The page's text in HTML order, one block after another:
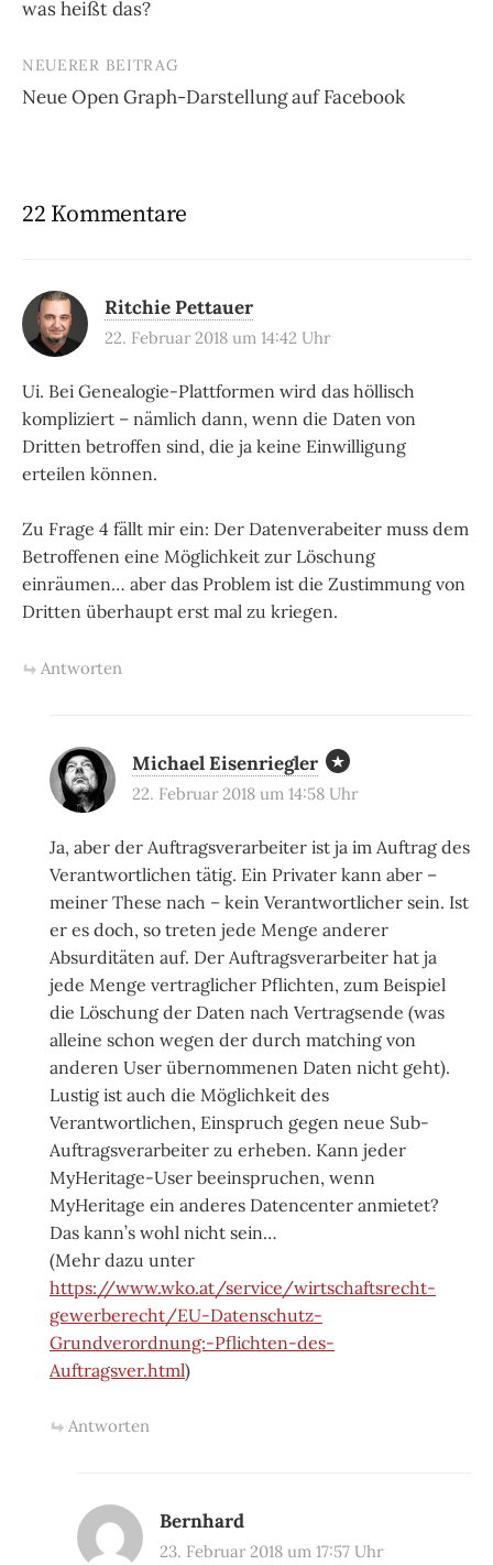
was heißt das?
NEUERER BEITRAG
Neue Open Graph-Darstellung auf Facebook
22 Kommentare
Ritchie Pettauer
22. Februar 2018 um 14:42 Uhr
Ui. Bei Genealogie-Plattformen wird das höllisch
kompliziert – nämlich dann, wenn die Daten von
Dritten betroffen sind, die ja keine Einwilligung
erteilen können.
Zu Frage 4 fällt mir ein: Der Datenverabeiter muss dem
Betroffenen eine Möglichkeit zur Löschung
einräumen… aber das Problem ist die Zustimmung von
Dritten überhaupt erst mal zu kriegen.
Antworten
Michael Eisenriegler
22. Februar 2018 um 14:58 Uhr
Ja, aber der Auftragsverarbeiter ist ja im Auftrag des
Verantwortlichen tätig. Ein Privater kann aber –
meiner These nach – kein Verantwortlicher sein. Ist
er es doch, so treten jede Menge anderer
Absurditäten auf. Der Auftragsverarbeiter hat ja
jede Menge vertraglicher Pflichten, zum Beispiel
die Löschung der Daten nach Vertragsende (was
alleine schon wegen der durch matching von
anderen User übernommenen Daten nicht geht).
Lustig ist auch die Möglichkeit des
Verantwortlichen, Einspruch gegen neue Sub-
Auftragsverarbeiter zu erheben. Kann jeder
MyHeritage-User beeinspruchen, wenn
MyHeritage ein anderes Datencenter anmietet?
Das kann’s wohl nicht sein…
(Mehr dazu unter
https://www.wko.at/service/wirtschaftsrecht-
gewerberecht/EU-Datenschutz-
Grundverordnung:-Pflichten-des-
Auftragsver.html)
Antworten
Bernhard
23. Februar 2018 um 17:57 Uhr